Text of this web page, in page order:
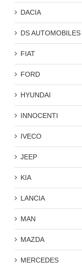
DACIA
DS AUTOMOBILES
FIAT
FORD
HYUNDAI
INNOCENTI
IVECO
JEEP
KIA
LANCIA
MAN
MAZDA
MERCEDES